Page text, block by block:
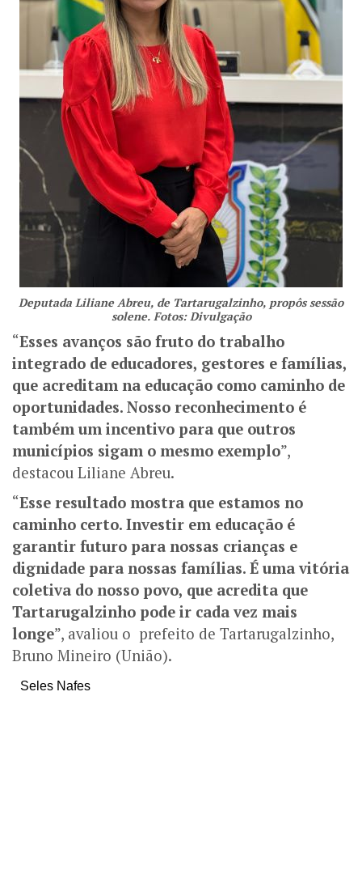
Deputada Liliane Abreu, de Tartarugalzinho, propôs sessão
solene. Fotos: Divulgação
“Esses avanços são fruto do trabalho
integrado de educadores, gestores e famílias,
que acreditam na educação como caminho de
oportunidades. Nosso reconhecimento é
também um incentivo para que outros
municípios sigam o mesmo exemplo”,
destacou Liliane Abreu.
“Esse resultado mostra que estamos no
caminho certo. Investir em educação é
garantir futuro para nossas crianças e
dignidade para nossas famílias. É uma vitória
coletiva do nosso povo, que acredita que
Tartarugalzinho pode ir cada vez mais
longe”, avaliou o prefeito de Tartarugalzinho,
Bruno Mineiro (União).
Seles Nafes